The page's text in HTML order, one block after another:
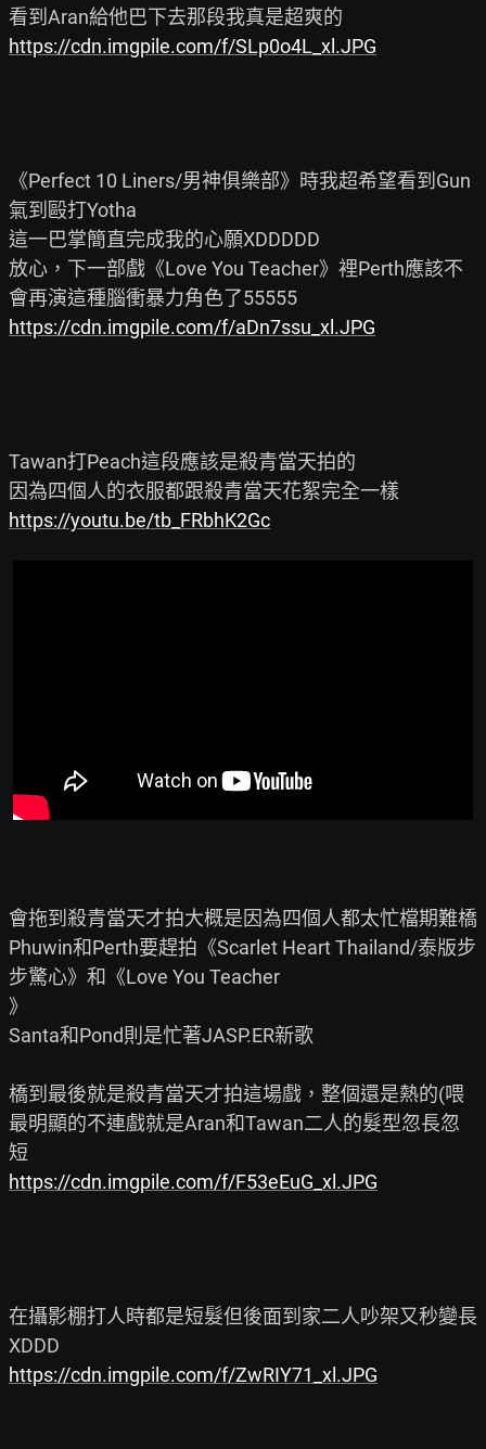
https://cdn.imgpile.com/f/SLp0o4L_xl.JPG
《Perfect 10 Liners/男神俱樂部》時我超希望看到Gun
氣到毆打Yotha
這一巴掌簡直完成我的心願XDDDDD
放心，下一部戲《Love You Teacher》裡Perth應該不
https://cdn.imgpile.com/f/aDn7ssu_xl.JPG
Tawan打Peach這段應該是殺青當天拍的
https://youtu.be/tb_FRbhK2Gc
會拖到殺青當天才拍大概是因為四個人都太忙檔期難橋
Phuwin和Perth要趕拍《Scarlet Heart Thailand/泰版步
步驚心》和《Love You Teacher
》
Santa和Pond則是忙著JASP.ER新歌
橋到最後就是殺青當天才拍這場戲，整個還是熱的(喂
最明顯的不連戲就是Aran和Tawan二人的髮型忽長忽
https://cdn.imgpile.com/f/F53eEuG_xl.JPG
在攝影棚打人時都是短髮但後面到家二人吵架又秒變長
https://cdn.imgpile.com/f/ZwRIY71_xl.JPG